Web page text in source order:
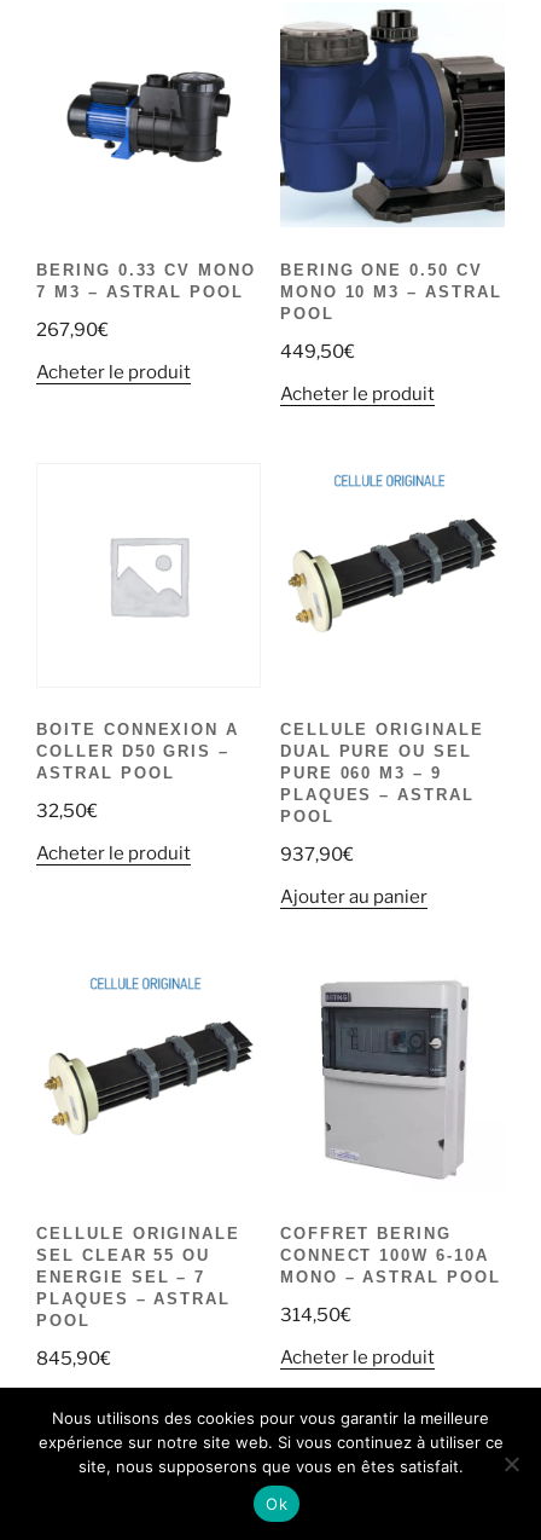
BERING 0.33 CV MONO
7 M3 – ASTRAL POOL
267,90€
Acheter le produit
BERING ONE 0.50 CV
MONO 10 M3 – ASTRAL
POOL
449,50€
Acheter le produit
BOITE CONNEXION A
COLLER D50 GRIS –
ASTRAL POOL
32,50€
Acheter le produit
CELLULE ORIGINALE
DUAL PURE OU SEL
PURE 060 M3 – 9
PLAQUES – ASTRAL
POOL
937,90€
Ajouter au panier
CELLULE ORIGINALE
SEL CLEAR 55 OU
ENERGIE SEL – 7
PLAQUES – ASTRAL
POOL
845,90€
COFFRET BERING
CONNECT 100W 6-10A
MONO – ASTRAL POOL
314,50€
Acheter le produit
Nous utilisons des cookies pour vous garantir la meilleure
expérience sur notre site web. Si vous continuez à utiliser ce
site, nous supposerons que vous en êtes satisfait.
Ok